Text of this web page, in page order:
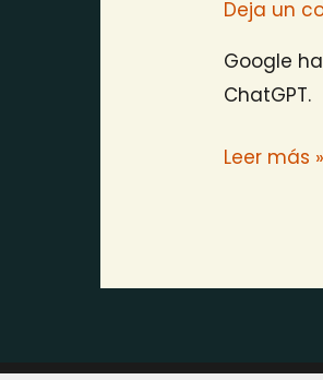
Deja un
Google
ChatGPT.
Leer más »